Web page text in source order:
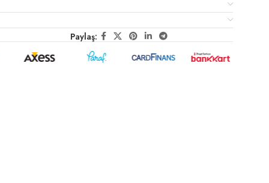
Paylaş: